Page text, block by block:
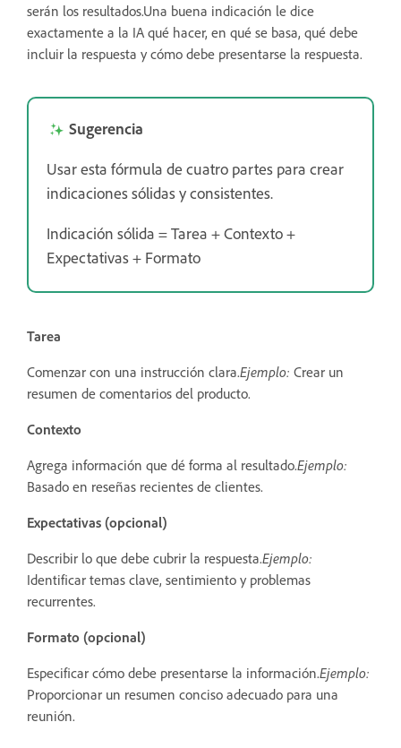
serán los resultados.Una buena indicación le dice
exactamente a la IA qué hacer, en qué se basa, qué debe
incluir la respuesta y cómo debe presentarse la respuesta.
Sugerencia
Usar esta fórmula de cuatro partes para crear
indicaciones sólidas y consistentes.
Indicación sólida = Tarea + Contexto +
Expectativas + Formato
Tarea
Comenzar con una instrucción clara.Ejemplo: Crear un
resumen de comentarios del producto.
Contexto
Agrega información que dé forma al resultado.Ejemplo:
Basado en reseñas recientes de clientes.
Expectativas (opcional)
Describir lo que debe cubrir la respuesta.Ejemplo:
Identificar temas clave, sentimiento y problemas
recurrentes.
Formato (opcional)
Especificar cómo debe presentarse la información.Ejemplo:
Proporcionar un resumen conciso adecuado para una
reunión.